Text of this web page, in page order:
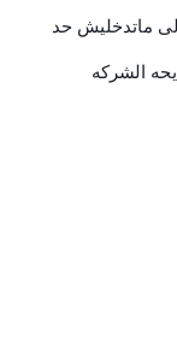
ماتدخليش حد
الشركه